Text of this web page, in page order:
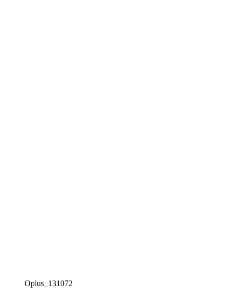
Oplus_131072